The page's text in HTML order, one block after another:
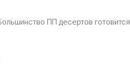
ПП десертов готовится